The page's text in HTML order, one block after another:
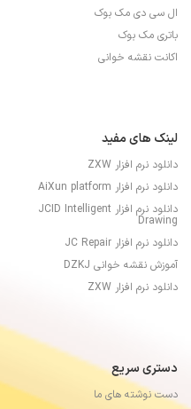
ال سی دی مک بوک
باتری مک بوک
اکانت نقشه خوانی
لینک های مفید
دانلود نرم افزار ZXW
دانلود نرم افزار AiXun platform
دانلود نرم افزار JCID Intelligent
Drawing
دانلود نرم افزار JC Repair
آموزش نقشه خوانی DZKJ
دانلود نرم افزار ZXW
دستری سریع
دست نوشته های ما